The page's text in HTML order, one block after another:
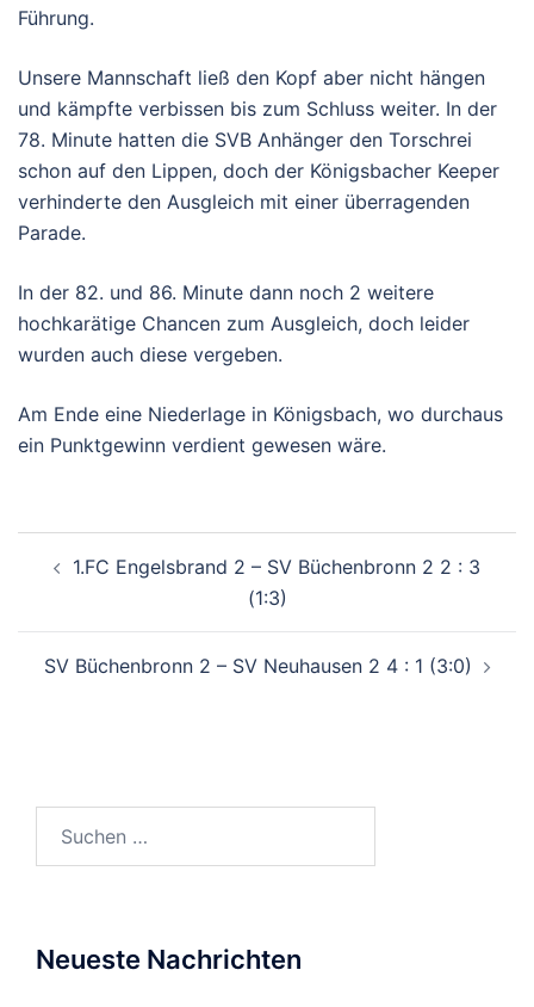
Führung.
Unsere Mannschaft ließ den Kopf aber nicht hängen
und kämpfte verbissen bis zum Schluss weiter. In der
78. Minute hatten die SVB Anhänger den Torschrei
schon auf den Lippen, doch der Königsbacher Keeper
verhinderte den Ausgleich mit einer überragenden
Parade.
In der 82. und 86. Minute dann noch 2 weitere
hochkarätige Chancen zum Ausgleich, doch leider
wurden auch diese vergeben.
Am Ende eine Niederlage in Königsbach, wo durchaus
ein Punktgewinn verdient gewesen wäre.
1.FC Engelsbrand 2 – SV Büchenbronn 2 2 : 3
(1:3)
SV Büchenbronn 2 – SV Neuhausen 2 4 : 1 (3:0)
Neueste Nachrichten